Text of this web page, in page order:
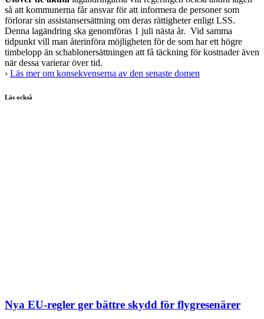
så att kommunerna får ansvar för att informera de personer som
förlorar sin assistansersättning om deras rättigheter enligt LSS.
Denna lagändring ska genomföras 1 juli nästa år. Vid samma
tidpunkt vill man återinföra möjligheten för de som har ett högre
timbelopp än schablonersättningen att få täckning för kostnader även
när dessa varierar över tid.
› Läs mer om konsekvenserna av den senaste domen
Läs också
Nya EU-regler ger bättre skydd för flygresenärer